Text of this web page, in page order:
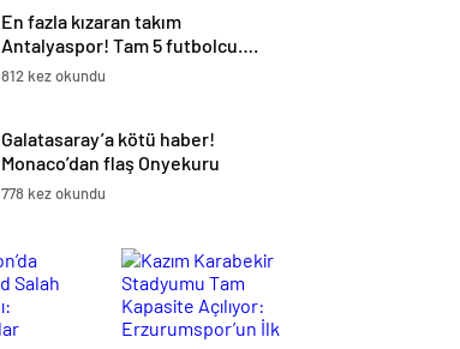
En fazla kızaran takım
Antalyaspor! Tam 5 futbolcu….
812 kez okundu
Galatasaray’a kötü haber!
Monaco’dan flaş Onyekuru
kararı.
778 kez okundu